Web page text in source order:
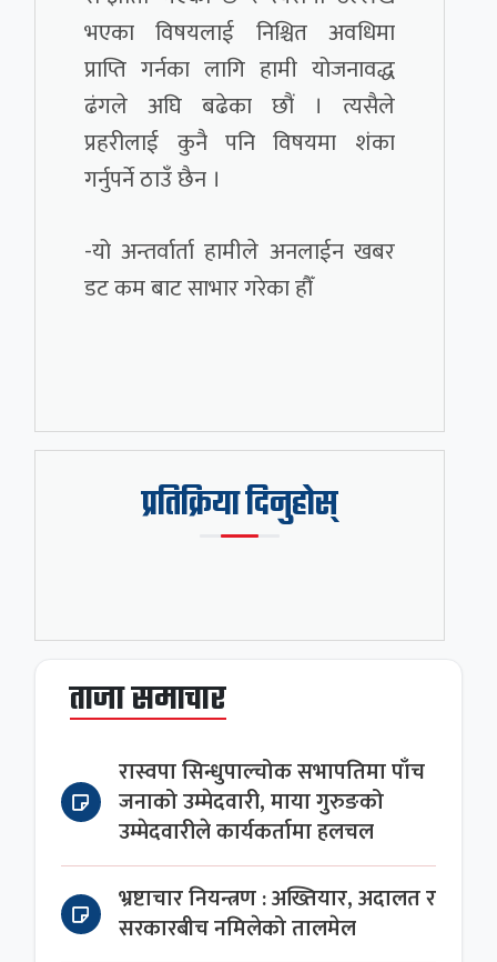
भएका विषयलाई निश्चित अवधिमा
प्राप्ति गर्नका लागि हामी योजनावद्ध
ढंगले अघि बढेका छौं । त्यसैले
प्रहरीलाई कुनै पनि विषयमा शंका
गर्नुपर्ने ठाउँ छैन ।
-यो अन्तर्वार्ता हामीले अनलाईन खबर
डट कम बाट साभार गरेका हौँ
प्रतिक्रिया दिनुहोस्
ताजा समाचार
रास्वपा सिन्धुपाल्चोक सभापतिमा पाँच
जनाको उम्मेदवारी, माया गुरुङको
उम्मेदवारीले कार्यकर्तामा हलचल
भ्रष्टाचार नियन्त्रण : अख्तियार, अदालत र
सरकारबीच नमिलेको तालमेल